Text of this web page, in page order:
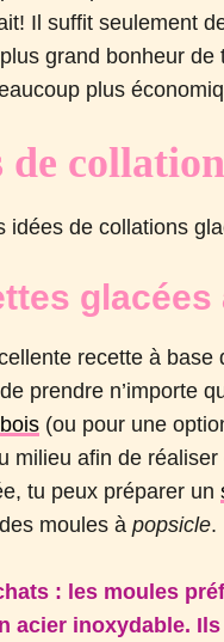
Il suffit seulement
grand bonheur
plus
de
idées de collations
recette à
prendre n’importe
(ou pour une
milieu afin de
tu peux préparer un
moules àpopsicle.
: les moules
acier inoxydable.